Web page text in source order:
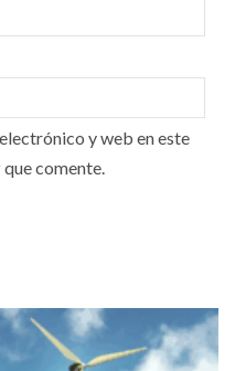
y web en este
comente.